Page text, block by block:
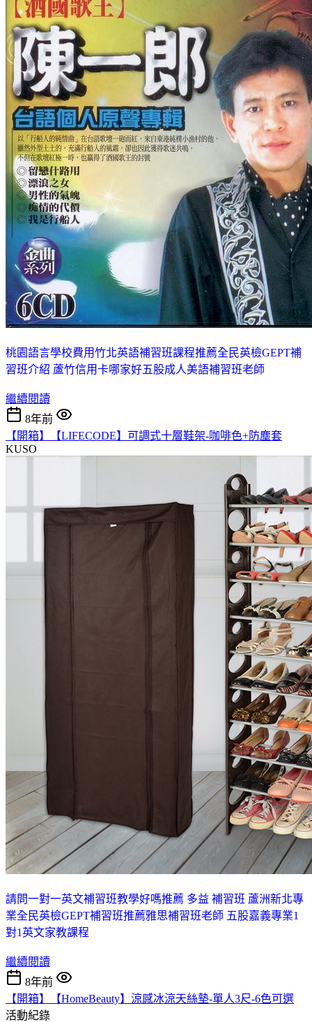
桃園語言學校費用竹北英語補習班課程推薦全民英檢GEPT補
習班介紹 蘆竹信用卡哪家好五股成人美語補習班老師
繼續閱讀
8年前
【開箱】【LIFECODE】可調式十層鞋架-咖啡色+防塵套
KUSO
請問一對一英文補習班教學好嗎推薦 多益 補習班 蘆洲新北專
業全民英檢GEPT補習班推薦雅思補習班老師 五股嘉義專業1
對1英文家教課程
繼續閱讀
8年前
【開箱】【HomeBeauty】涼感冰涼天絲墊-單人3尺-6色可選
活動紀錄